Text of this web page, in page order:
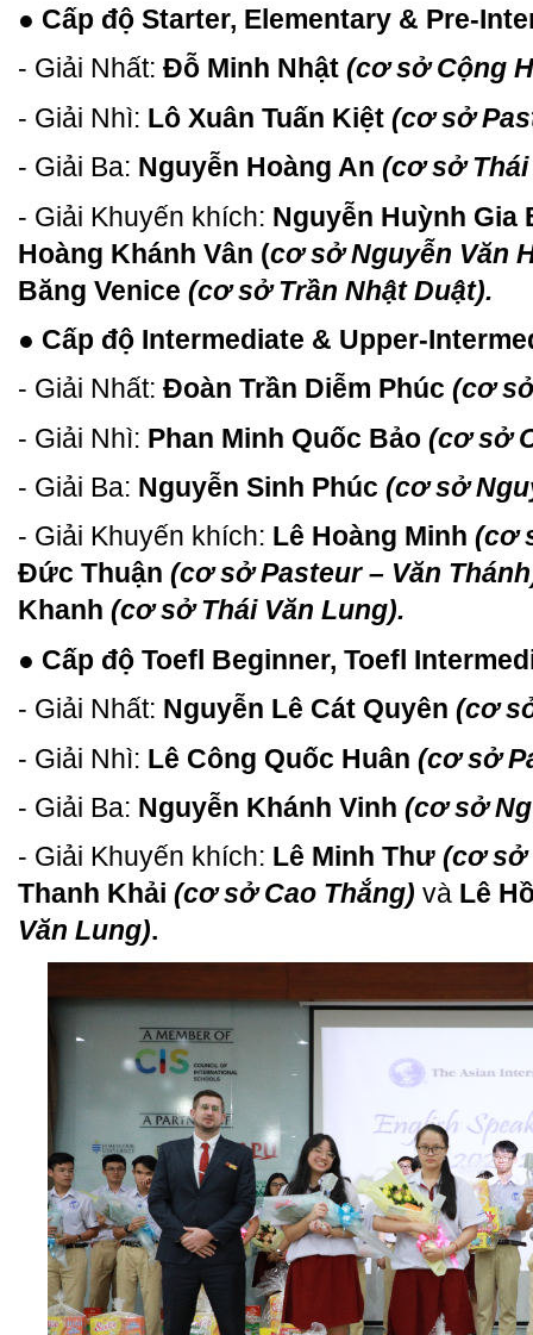
● Cấp độ Starter, Elementary & Pre-
- Giải Nhất: Đỗ Minh Nhật (cơ sở Cộng
- Giải Nhì: Lô Xuân Tuấn Kiệt (cơ sở
- Giải Ba: Nguyễn Hoàng An (cơ sở
- Giải Khuyến khích: Nguyễn Huỳnh Gia
Hoàng Khánh Vân (cơ sở Nguyễn Văn
Băng Venice (cơ sở Trần Nhật Duật).
● Cấp độ Intermediate & Upper-
- Giải Nhất: Đoàn Trần Diễm Phúc (cơ
- Giải Nhì: Phan Minh Quốc Bảo (cơ sở
- Giải Ba: Nguyễn Sinh Phúc (cơ sở
- Giải Khuyến khích: Lê Hoàng Minh (cơ
Đức Thuận (cơ sở Pasteur – Văn
Khanh (cơ sở Thái Văn Lung).
● Cấp độ Toefl Beginner, Toefl
- Giải Nhất: Nguyễn Lê Cát Quyên (cơ
- Giải Nhì: Lê Công Quốc Huân (cơ sở
- Giải Ba: Nguyễn Khánh Vinh (cơ sở
- Giải Khuyến khích: Lê Minh Thư (cơ sở
Thanh Khải (cơ sở Cao Thắng) và Lê
Văn Lung).